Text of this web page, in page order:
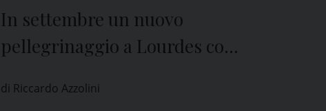
In settembre un nuovo
pellegrinaggio a Lourdes con
di Riccardo Azzolini